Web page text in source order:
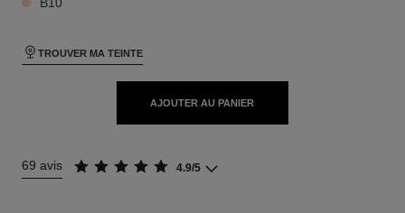
TROUVER MA TEINTE
AJOUTER AU PANIER
69 avis 4.9/5